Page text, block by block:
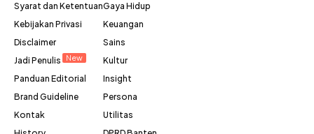
Syarat dan Ketentuan
Kebijakan Privasi
Disclaimer
Jadi Penulis
New
Panduan Editorial
Brand Guideline
Kontak
Gaya Hidup
Keuangan
Sains
Kultur
Insight
Persona
Utilitas